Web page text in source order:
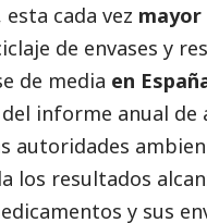
cada vez mayor
de envases y
de media en
informe anual de
autoridades
los resultados
y sus